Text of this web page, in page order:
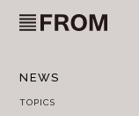
NEWS
TOPICS